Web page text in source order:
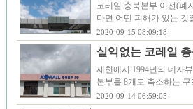
코레일 충북본부 이전(폐
다면 어떤 피해가 있는
2020-09-15 08:09:18
실익없는 코레일
제천에서 1994년의 데자
본부를 8개로 축소하는
2020-09-14 06:59:05